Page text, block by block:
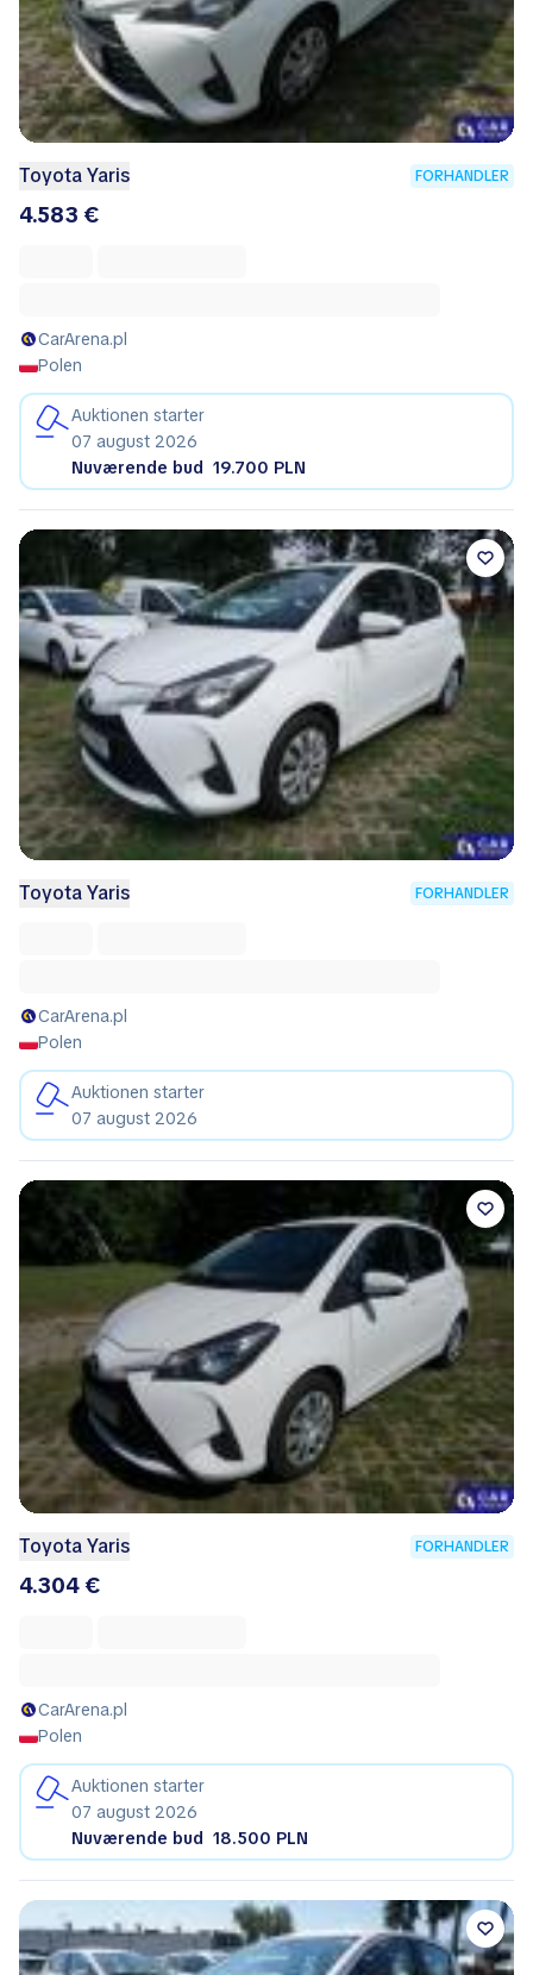
Toyota Yaris FORHANDLER
4.583 €
CarArena.pl
Polen
Auktionen starter
07 august 2026
Nuværende bud 19.700 PLN
Toyota Yaris FORHANDLER
CarArena.pl
Polen
Auktionen starter
07 august 2026
Toyota Yaris FORHANDLER
4.304 €
CarArena.pl
Polen
Auktionen starter
07 august 2026
Nuværende bud 18.500 PLN